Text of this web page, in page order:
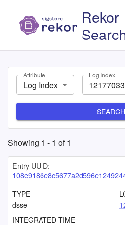
Rekor
Search
Attribute
Log Index
Log Index
SEARCH
Showing 1 - 1 of1
Entry UUID:
TYPE
dsse
INTEGRATED TIME